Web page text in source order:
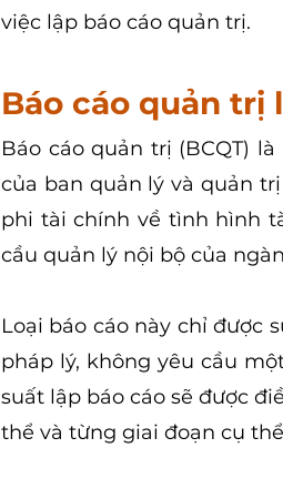
việc lập báo cáo quản trị.
Báo cáo quản trị
Báo cáo quản trị (BCQT)
của ban quản lý và quản
phi tài chính về tình hình
cầu quản lý nội bộ của
Loại báo cáo này chỉ được
pháp lý, không yêu cầu
suất lập báo cáo sẽ được
thể và từng giai đoạn cụ